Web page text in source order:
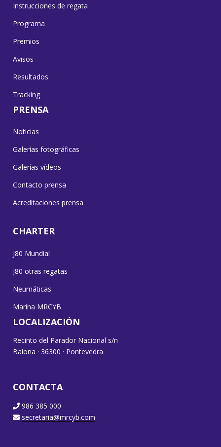
Instrucciones de regata
Programa
Premios
Avisos
Resultados
Tracking
PRENSA
Noticias
Galerías fotográficas
Galerías vídeos
Contacto prensa
Acreditaciones prensa
CHARTER
J80 Mundial
J80 otras regatas
Neumáticas
Marina MRCYB
LOCALIZACIÓN
Recinto del Parador Nacional s/n
Baiona · 36300 · Pontevedra
CONTACTA
986 385 000
secretaria@mrcyb.com